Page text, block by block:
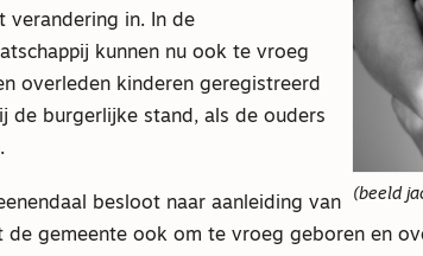
(beeld
verandering in. In de
kunnen nu ook te vroeg
overleden kinderen geregistreerd
de burgerlijke stand, als de ouders
besloot naar aanleiding van
de gemeente ook om te vroeg geboren en